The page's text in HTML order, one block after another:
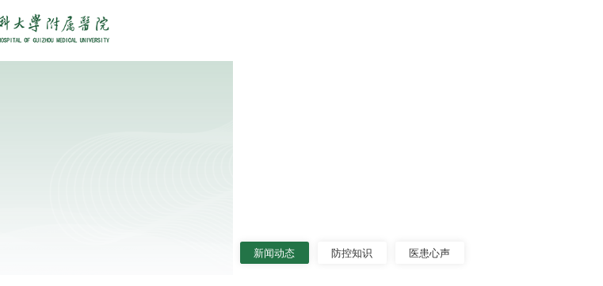
新闻动态 防控知识 医患心声